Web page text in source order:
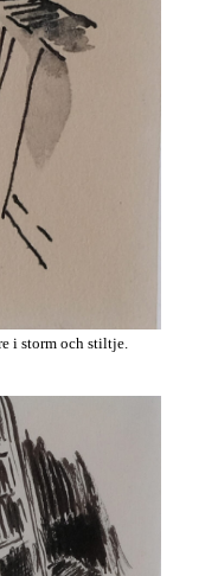
i storm och stiltje.